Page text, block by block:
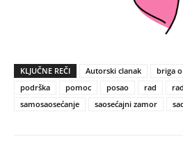
KLJUČNE REČI Autorski clanak briga
podrška
pomoc posao rad
samosaosećanje
saosećajni zamor